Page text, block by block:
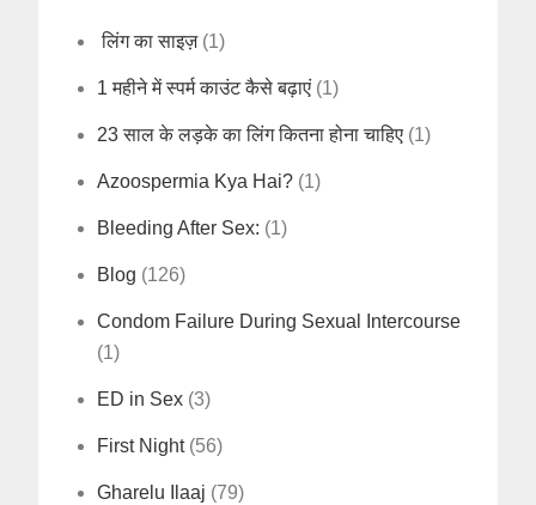
लिंग का साइज़(1)
1 महीने में स्पर्म काउंट कैसे बढ़ाएं (1)
23 साल के लड़के का लिंग कितना होना चाहिए (1)
Azoospermia Kya Hai? (1)
Bleeding After Sex: (1)
Blog (126)
Condom Failure During Sexual Intercourse
(1)
ED in Sex (3)
First Night(56)
Gharelu Ilaaj (79)